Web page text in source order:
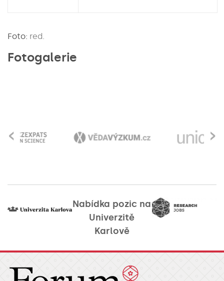
Foto: red.
Fotogalerie
›
‹
Nabídka pozic na
Univerzitě
Karlově